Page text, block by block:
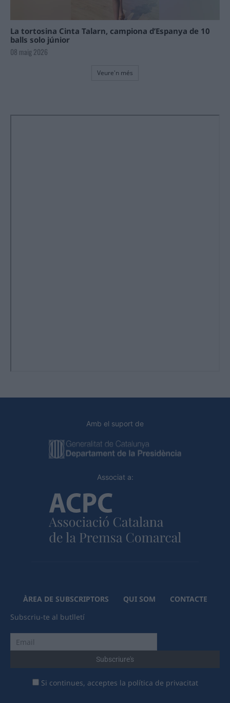
La tortosina Cinta Talarn, campiona d’Espanya de 10
balls solo júnior
08 maig 2026
Veure'n més
Amb el suport de
Associat a:
ÀREA DE SUBSCRIPTORS QUI SOM
CONTACTE
Subscriu-te al butlletí
Si continues, acceptes la política de privacitat